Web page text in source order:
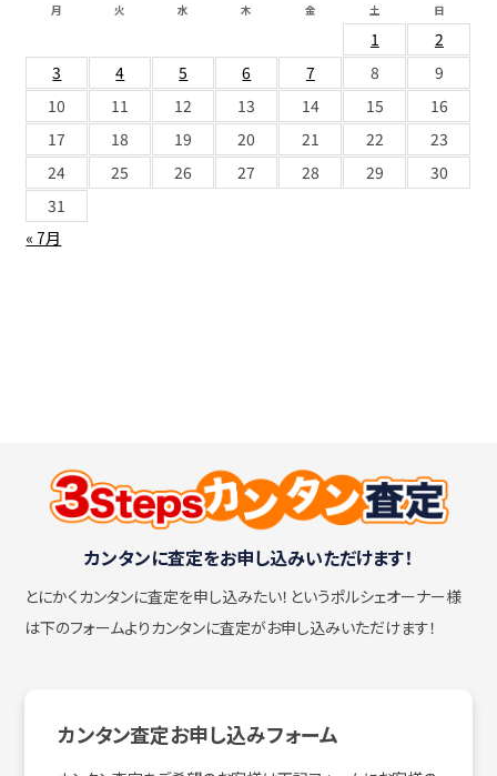
月 火 水 木 金 土 日
« 7月
1
2
3
4 5 6 7 8
9
10
11 12 13 14 15
16
17
18 19 20 21 22
23
24
25 26 27 28 29
30
31
カンタンに査定をお申し込みいただけます！
とにかくカンタンに査定を申し込みたい！ というポルシェオーナー様
は下のフォームよりカンタンに査定がお申し込みいただけます！
カンタン査定お申し込みフォーム